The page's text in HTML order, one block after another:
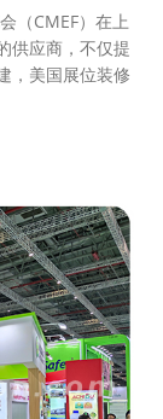
（CMEF）在上
供应商，不仅提
，美国展位装修